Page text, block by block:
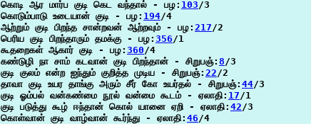
கொடி ஆர மார்ப குடி கெட வந்தால் - பழ: 103/3
கொடும்பாடு உடையான் குடி - பழ: 194/4
ஆற்றும் குடி பிறந்த சான்றவன் ஆற்றவும் - பழ: 217/2
பெரிய குடி பிறந்தாரும் தமக்கு - பழ: 356/1
கூதறைகள் ஆகார் குடி - பழ: 360/4
கண்டுழி நா சாம் கடவான் குடி பிறந்தான் - சிறுபஞ்: 8/3
குடி குலம் என்ற ஐந்தும் குறித்த முடிய - சிறுபஞ்: 22/2
தாவா குடி உயர தாங்கு அரும் சீர் கோ உயர்தல் - சிறுபஞ்: 44/3
குடி ஓம்பல் வன்கண்மை நூல் வன்மை கூடம் - ஏலாதி: 17/1
குடி படுத்து கூழ் ஈந்தான் கொல் யானை ஏறி - ஏலாதி: 42/3
கொள்வான் குடி வாழ்வான் கூர்ந்து - ஏலாதி: 46/4